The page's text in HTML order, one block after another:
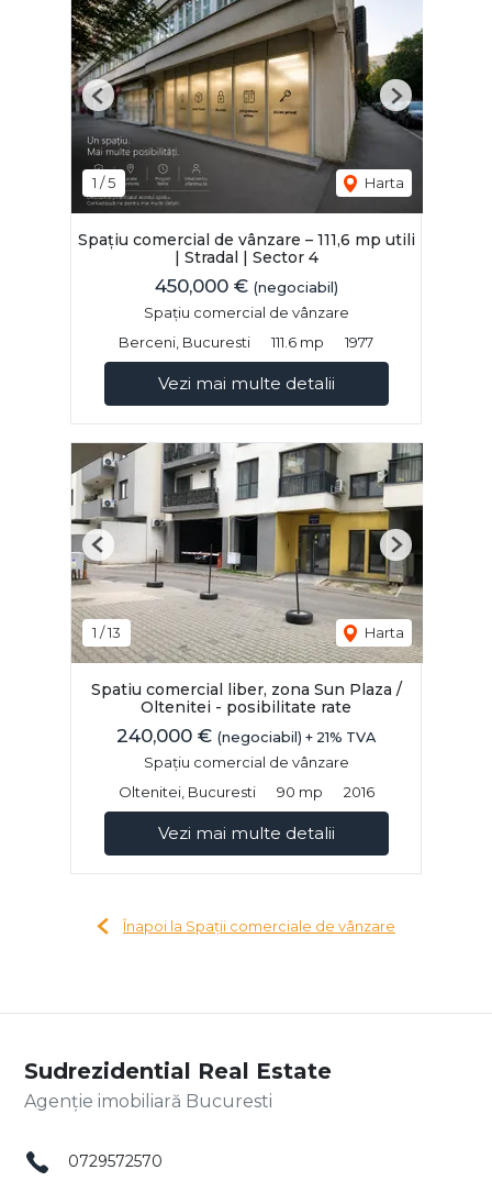
1 /5 Harta
Previous Next
Spațiu comercial de vânzare – 111,6 mp utili
| Stradal | Sector 4
450,000 € (negociabil)
Spațiu comercial de vânzare
Berceni, Bucuresti
111.6 mp 1977
Vezi mai multe detalii
1 /13 Harta
Previous Next
Spatiu comercial liber, zona Sun Plaza /
Oltenitei - posibilitate rate
240,000 € (negociabil) + 21% TVA
Spațiu comercial de vânzare
Oltenitei, Bucuresti
90 mp 2016
Vezi mai multe detalii
Înapoi la Spații comerciale de vânzare
Sudrezidential Real Estate
Agenție imobiliară Bucuresti
0729572570